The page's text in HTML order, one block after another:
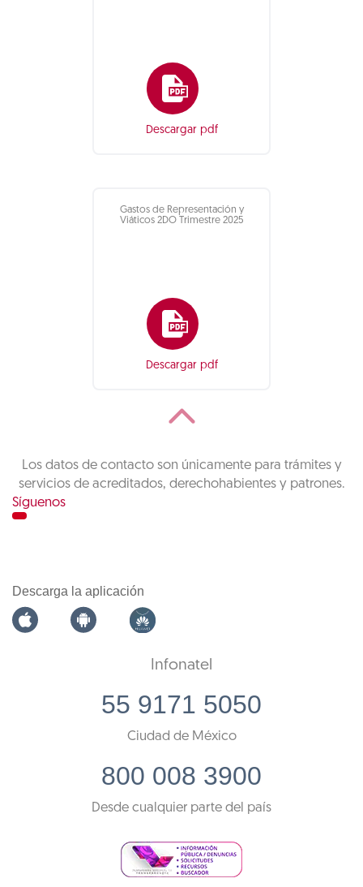
Descargar pdf
Gastos de Representación y
Viáticos 2DO Trimestre 2025
Descargar pdf
Los datos de contacto son únicamente para trámites y
servicios de acreditados, derechohabientes y patrones.
Síguenos
Descarga la aplicación
Infonatel
55 9171 5050
Ciudad de México
800 008 3900
Desde cualquier parte del país